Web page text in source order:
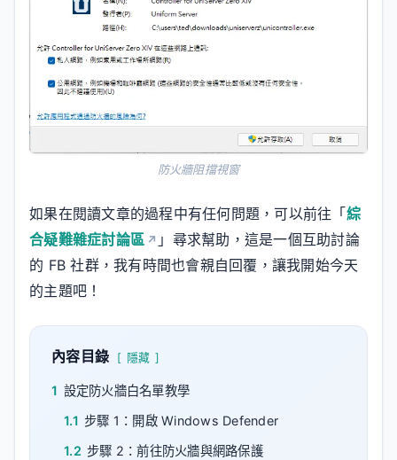
防火牆阻擋視窗
如果在閱讀文章的過程中有任何問題，可以前往「綜
合疑難雜症討論區
」尋求幫助，這是一個互助討論
的 FB 社群，我有時間也會親自回覆，讓我開始今天
的主題吧！
內容目錄 隱藏
1 設定防火牆白名單教學
1.1 步驟 1：開啟 Windows Defender
1.2 步驟 2：前往防火牆與網路保護